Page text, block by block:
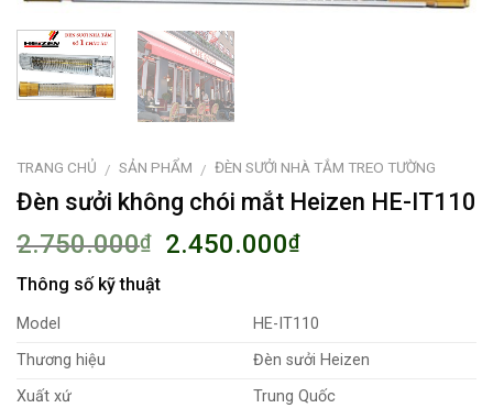
TRANG CHỦ / SẢN PHẨM / ĐÈN SƯỞI NHÀ TẮM TREO TƯỜNG
Đèn sưởi không chói mắt Heizen HE-IT110
2.750.000₫ 2.450.000₫
Thông số kỹ thuật
Model
HE-IT110
Thương hiệu
Đèn sưởi Heizen
Xuất xứ
Trung Quốc